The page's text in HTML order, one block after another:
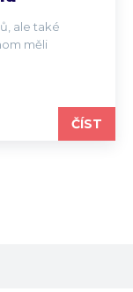
ale také
měli
ČÍST